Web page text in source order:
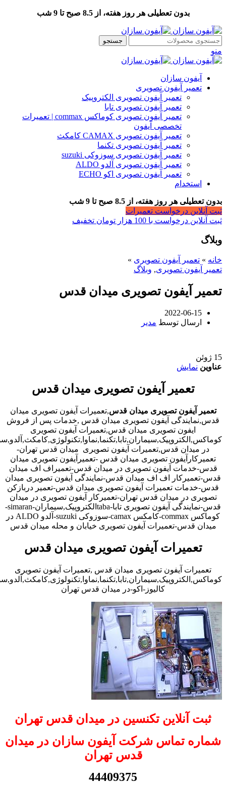
بدون تعطیلی هر روز هفته، از 8.5 صبح تا 9 شب
جستجو
منو
آیفون سازان
تعمیر آیفون تصویری
تعمیر آیفون تصویری الکتروپیک
تعمیر آیفون تصویری تابا
تعمیر آیفون تصویری کوماکس commax | تعمیرات
تخصصی آیفون
تعمیر آیفون تصویری CAMAX کامکث
تعمیر آیفون تصویری تکنما
تعمیر آیفون تصویری سوزوکی suzuki
تعمیر آیفون تصویری آلدو ALDO
تعمیر آیفون تصویری اکو ECHO
استخدام
بدون تعطیلی هر روز هفته، از 8.5 صبح تا 9 شب
ثبت آنلاین درخواست تعمیرات
ثبت آنلاین درخواست با 100 هزار تومان تخفیف
وبلاگ
خانه » تعمیر آیفون تصویری »
تعمیر آیفون تصویری, وبلاگ
تعمیر آیفون تصویری میدان قدس
2022-06-15
ارسال توسط مدیر
15 ژوئن
عناوین نمایش
تعمیر آیفون تصویری میدان قدس
تعمیر آیفون تصویری میدان قدس,تعمیرات آیفون تصویری میدان
قدس,نمایندگی آیفون تصویری میدان قدس ,خدمات پس از فروش
ایفون تصویری میدان قدس,تعمیرات آیفون تصویری
در میدان قدس,تعمیرات آیفون تصویری میدان قدس تهران-
تعمیرکارآیفون تصویری میدان قدس -تعمیرآیفون تصویری میدان
قدس-خدمات آیفون تصویری در میدان قدس-تعمیراف اف میدان
قدس-تعمیرکار اف اف میدان قدس-نمایندگی آیفون تصویری میدان
قدس-خدمات تعمیرات آیفون تصویری میدان قدس-تعمیر دربازکن
تصویری در میدان قدس تهران-تعمیرکار آیفون تصویری در میدان
قدس-نمایندگی آیفون تصویری تابا-tabaالکتروپیک,سیماران-simaran-
کوماکس commax-کامکس camax-سوزوکی suzuki-آلدو ALDO در
میدان قدس-تعمیرات آیفون تصویری خیابان و محله میدان قدس
تعمیرات آیفون تصویری میدان قدس
تعمیرات آیفون تصویری میدان قدس ,تعمیرات آیفون تصویری
کالیوز-اکو-در میدان قدس تهران
ثبت آنلاین تکنسین در میدان قدس تهران
شماره تماس شرکت آیفون سازان در میدان
قدس تهران
44409375